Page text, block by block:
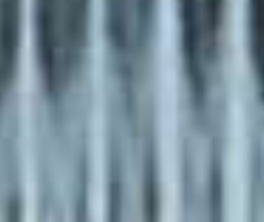
Ryan
verkoopt
Gin voor
miljoen aan